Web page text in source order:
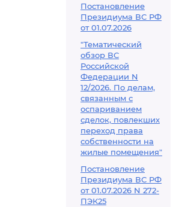
Постановление
Президиума ВС РФ
от 01.07.2026
"Тематический
обзор ВС
Российской
Федерации N
12/2026. По делам,
связанным с
оспариванием
сделок, повлекших
переход права
собственности на
жилые помещения"
Постановление
Президиума ВС РФ
от 01.07.2026 N 272-
ПЭК25